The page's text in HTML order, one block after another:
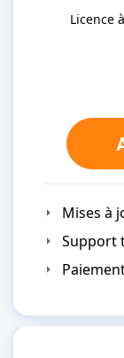
Licence
Mises à
Support